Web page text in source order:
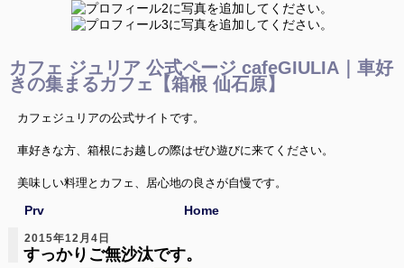
カフェ ジュリア 公式ページ cafeGIULIA｜車好
きの集まるカフェ【箱根 仙石原】
カフェジュリアの公式サイトです。
車好きな方、箱根にお越しの際はぜひ遊びに来てください。
美味しい料理とカフェ、居心地の良さが自慢です。
マスターと車談義に花を咲かせましょう。
Prv Home
2015年12月4日
すっかりご無沙汰です。